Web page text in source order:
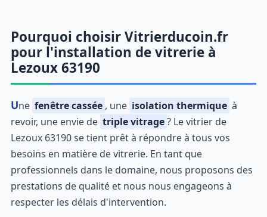
Pourquoi choisir Vitrierducoin.fr
pour l'installation de vitrerie à
Lezoux 63190
Une fenêtre cassée , une isolation thermique à
revoir, une envie de triple vitrage? Le vitrier de
Lezoux 63190 se tient prêt à répondre à tous vos
besoins en matière de vitrerie. En tant que
professionnels dans le domaine, nous proposons des
prestations de qualité et nous nous engageons à
respecter les délais d'intervention.